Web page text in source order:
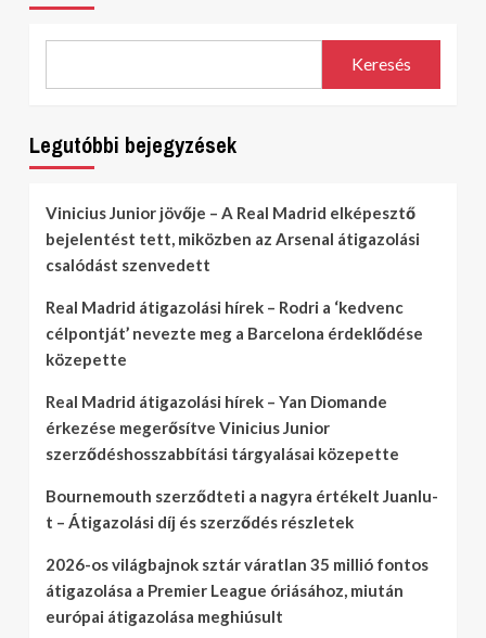
Keresés
Legutóbbi bejegyzések
Vinicius Junior jövője – A Real Madrid elképesztő
bejelentést tett, miközben az Arsenal átigazolási
csalódást szenvedett
Real Madrid átigazolási hírek – Rodri a ‘kedvenc
célpontját’ nevezte meg a Barcelona érdeklődése
közepette
Real Madrid átigazolási hírek – Yan Diomande
érkezése megerősítve Vinicius Junior
szerződéshosszabbítási tárgyalásai közepette
Bournemouth szerződteti a nagyra értékelt Juanlu-
t – Átigazolási díj és szerződés részletek
2026-os világbajnok sztár váratlan 35 millió fontos
átigazolása a Premier League óriásához, miután
európai átigazolása meghiúsult